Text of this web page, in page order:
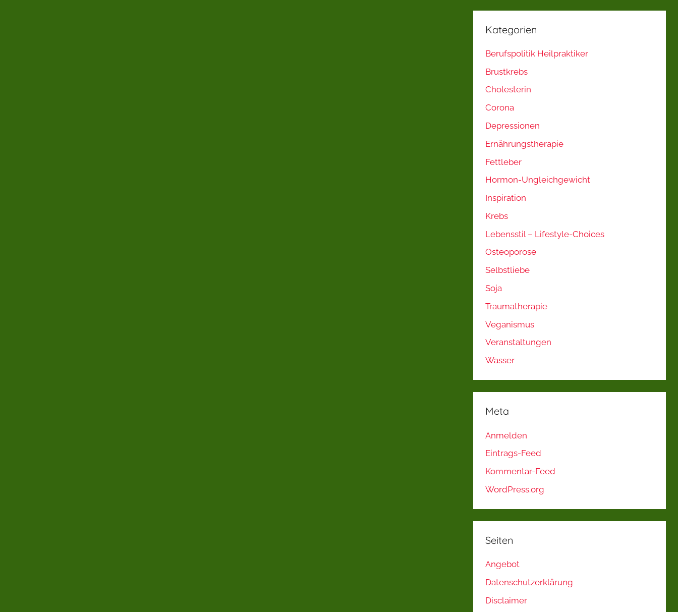
Kategorien
Berufspolitik Heilpraktiker
Brustkrebs
Cholesterin
Corona
Depressionen
Ernährungstherapie
Fettleber
Hormon-Ungleichgewicht
Inspiration
Krebs
Lebensstil – Lifestyle-Choices
Osteoporose
Selbstliebe
Soja
Traumatherapie
Veganismus
Veranstaltungen
Wasser
Meta
Anmelden
Eintrags-Feed
Kommentar-Feed
WordPress.org
Seiten
Angebot
Datenschutzerklärung
Disclaimer